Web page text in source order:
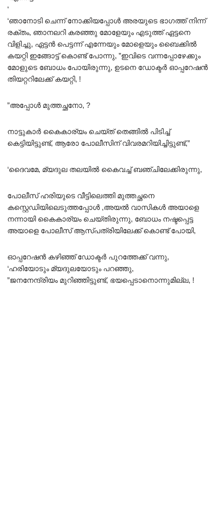
‘
‘ഞാനോടി ചെന്ന് നോക്കിയപ്പോൾ അരയുടെ ഭാഗത്ത് നിന്ന്
രക്തം, ഞാനലറി കരഞ്ഞു മോളേയും എടുത്ത് ഏട്ടനെ
വിളിച്ചു, ഏട്ടൻ പെട്ടന്ന് എന്നേയും മോളെയും ബെെക്കിൽ
കയറ്റി ഇങ്ങോട്ട് കൊണ്ട് പോന്നു, ”ഇവിടെ വന്നപ്പോഴേക്കും
മോളുടെ ബോധം പോയിരുന്നു, ഉടനെ ഡോക്ടർ ഓപ്പറേഷൻ
തിയറ്ററിലേക്ക് കയറ്റി, !
”അപ്പോൾ മുത്തച്ഛനോ, ?
നാട്ടുകാർ കെെകാര്യം ചെയ്ത് തെങ്ങിൽ പിടിച്ച്
കെട്ടിയിട്ടുണ്ട്, ആരോ പോലീസിന് വിവരമറിയിച്ചിട്ടുണ്ട്,”
‘ദെെവമേ, മ്യദുല തലയിൽ കെെവച്ച് ബഞ്ചിലേക്കിരുന്നു,
പോലീസ് ഹരിയുടെ വീട്ടിലെത്തി മുത്തച്ഛനെ
കസ്റ്റെഡിയിലെടുത്തപ്പോൾ ,അയൽ വാസികൾ അയാളെ
നന്നായി കെെകാര്യം ചെയ്തിരുന്നു, ബോധം നഷ്ടപ്പെട്ട
അയാളെ പോലീസ് ആസ്പത്രിയിലേക്ക് കൊണ്ട് പോയി,
ഓപ്പറേഷൻ കഴിഞ്ഞ് ഡോക്ടർ പുറത്തേക്ക് വന്നു,
‘ഹരിയോടും മ്യദുലയോടും പറഞ്ഞു,
”ജനനേന്ദ്രിയം മുറിഞ്ഞിട്ടുണ്ട്, ഭയപ്പെടാനൊന്നുമില്ല, !